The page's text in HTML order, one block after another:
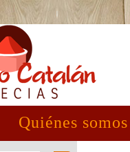
Quiénes somos